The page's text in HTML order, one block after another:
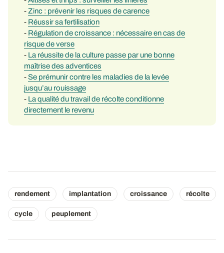
-Zinc : prévenir les risques de carence
- Réussir sa fertilisation
- Régulation de croissance : nécessaire en cas de
risque de verse
- La réussite de la culture passe par une bonne
maîtrise des adventices
-Se prémunir contre les maladies de la levée
jusqu’au rouissage
- La qualité du travail de récolte conditionne
directement le revenu
rendement implantation croissance récolte
cycle peuplement